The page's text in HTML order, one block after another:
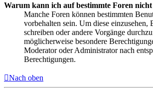
Warum kann ich auf bestimmte Foren nicht
Manche Foren können bestimmten
vorbehalten sein. Um diese einzusehen,
schreiben oder andere Vorgänge
möglicherweise besondere
Moderator oder Administrator nach
Berechtigungen.
Nach oben